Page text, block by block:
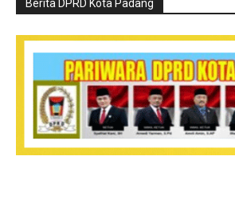
Berita DPRD Kota Padang